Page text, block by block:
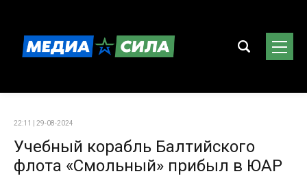
22:11 | 29-08-2024
Учебный корабль Балтийского
флота «Смольный» прибыл в ЮАР